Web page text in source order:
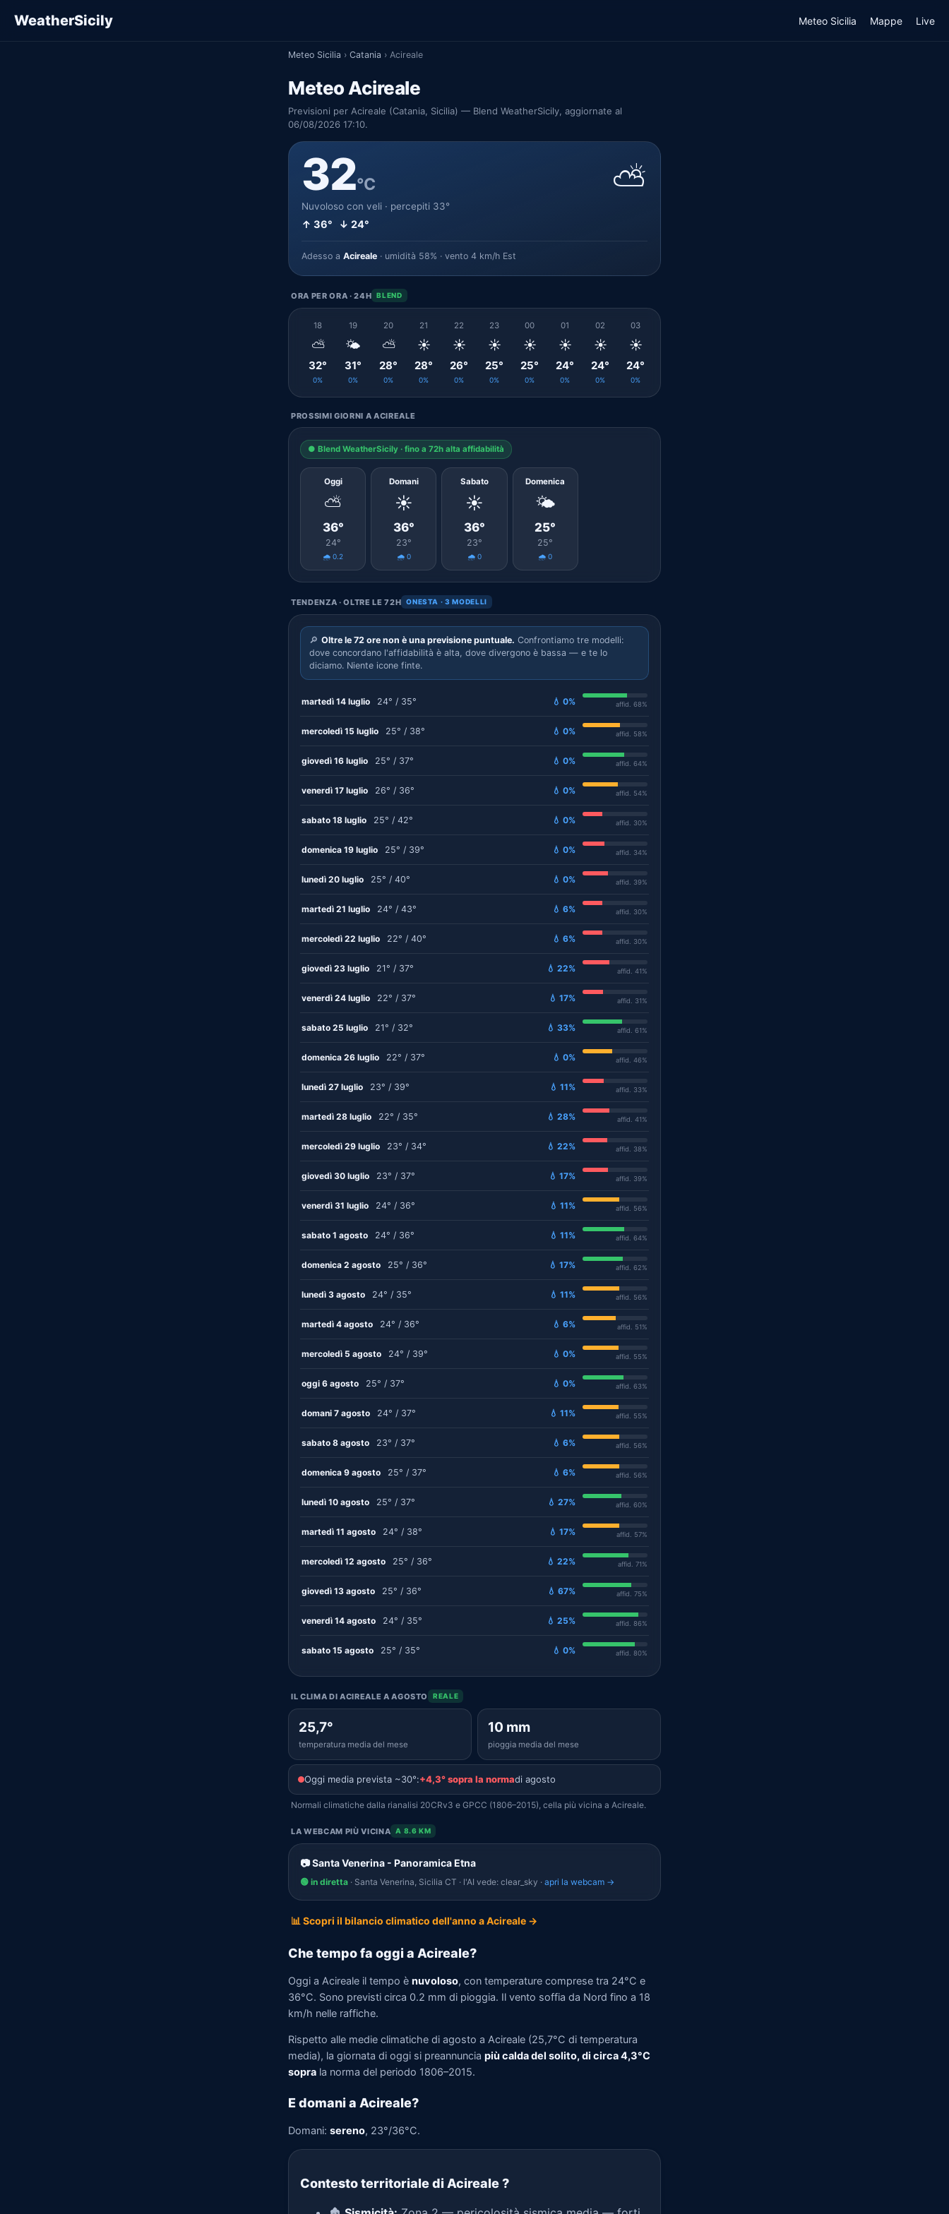
WeatherSicily Meteo Sicilia Mappe Live
Meteo Sicilia › Catania › Acireale
Meteo Acireale
Previsioni per Acireale (Catania, Sicilia) — Blend WeatherSicily, aggiornate al
06/08/2026 17:10.
32°C
Nuvoloso con veli · percepiti 33°
↑ 36° ↓ 24°
⛅
Adesso a Acireale · umidità 58% · vento 4 km/h Est
ORA PER ORA · 24H BLEND
18
⛅
32°
0%
19
🌤️
31°
0%
20
⛅
28°
0%
21
☀️
28°
0%
22
☀️
26°
0%
23
☀️
25°
0%
00
☀️
25°
0%
01
☀️
24°
0%
02
☀️
24°
0%
03
☀️
24°
0%
PROSSIMI GIORNI A ACIREALE
● Blend WeatherSicily · fino a 72h alta affidabilità
Oggi
⛅
36°
24°
🌧️ 0.2
Domani
☀️
36°
23°
🌧️ 0
Sabato
☀️
36°
23°
🌧️ 0
Domenica
🌤️
25°
25°
🌧️ 0
TENDENZA · OLTRE LE 72H ONESTA · 3 MODELLI
🔎 Oltre le 72 ore non è una previsione puntuale. Confrontiamo tre modelli:
dove concordano l'affidabilità è alta, dove divergono è bassa — e te lo
diciamo. Niente icone finte.
martedì 14 luglio 24° / 35° 💧 0% affid. 68%
mercoledì 15 luglio 25° / 38° 💧 0% affid. 58%
giovedì 16 luglio 25° / 37° 💧 0% affid. 64%
venerdì 17 luglio 26° / 36° 💧 0% affid. 54%
sabato 18 luglio 25° / 42° 💧 0% affid. 30%
domenica 19 luglio 25° / 39° 💧 0% affid. 34%
lunedì 20 luglio 25° / 40° 💧 0% affid. 39%
martedì 21 luglio 24° / 43° 💧 6% affid. 30%
mercoledì 22 luglio 22° / 40° 💧 6% affid. 30%
giovedì 23 luglio 21° / 37° 💧 22% affid. 41%
venerdì 24 luglio 22° / 37° 💧 17% affid. 31%
sabato 25 luglio 21° / 32° 💧 33% affid. 61%
domenica 26 luglio 22° / 37° 💧 0% affid. 46%
lunedì 27 luglio 23° / 39° 💧 11% affid. 33%
martedì 28 luglio 22° / 35° 💧 28% affid. 41%
mercoledì 29 luglio 23° / 34° 💧 22% affid. 38%
giovedì 30 luglio 23° / 37° 💧 17% affid. 39%
venerdì 31 luglio 24° / 36° 💧 11% affid. 56%
sabato 1 agosto 24° / 36° 💧 11% affid. 64%
domenica 2 agosto 25° / 36° 💧 17% affid. 62%
lunedì 3 agosto 24° / 35° 💧 11% affid. 56%
martedì 4 agosto 24° / 36° 💧 6% affid. 51%
mercoledì 5 agosto 24° / 39° 💧 0% affid. 55%
oggi 6 agosto 25° / 37° 💧 0% affid. 63%
domani 7 agosto 24° / 37° 💧 11% affid. 55%
sabato 8 agosto 23° / 37° 💧 6% affid. 56%
domenica 9 agosto 25° / 37° 💧 6% affid. 56%
lunedì 10 agosto 25° / 37° 💧 27% affid. 60%
martedì 11 agosto 24° / 38° 💧 17% affid. 57%
mercoledì 12 agosto 25° / 36° 💧 22% affid. 71%
giovedì 13 agosto 25° / 36° 💧 67% affid. 75%
venerdì 14 agosto 24° / 35° 💧 25% affid. 86%
sabato 15 agosto 25° / 35° 💧 0% affid. 80%
IL CLIMA DI ACIREALE A AGOSTO REALE
25,7°
temperatura media del mese
10 mm
pioggia media del mese
Oggi media prevista ~30°:+4,3° sopra la normadi agosto
Normali climatiche dalla rianalisi 20CRv3 e GPCC (1806–2015), cella più vicina a Acireale.
LA WEBCAM PIÙ VICINA A 8.6 KM
📷 Santa Venerina - Panoramica Etna
🟢 in diretta · Santa Venerina, Sicilia CT · l'AI vede: clear_sky · apri la webcam →
📊 Scopri il bilancio climatico dell'anno a Acireale →
Che tempo fa oggi a Acireale?
Oggi a Acireale il tempo è nuvoloso, con temperature comprese tra 24°C e
36°C. Sono previsti circa 0.2 mm di pioggia. Il vento soffia da Nord fino a 18
km/h nelle raffiche.
Rispetto alle medie climatiche di agosto a Acireale (25,7°C di temperatura
media), la giornata di oggi si preannuncia più calda del solito, di circa 4,3°C
sopra la norma del periodo 1806–2015.
E domani a Acireale?
Domani: sereno, 23°/36°C.
Contesto territoriale di Acireale?